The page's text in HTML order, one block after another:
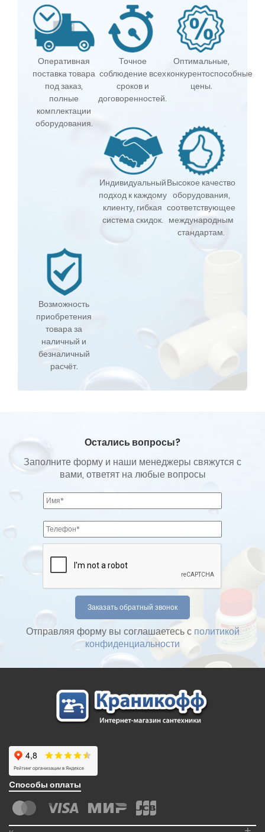
Оперативная
поставка товара
под заказ,
полные
комплектации
оборудования.
Точное
соблюдение всех
сроков и
договоренностей.
Оптимальные,
конкурентоспособные
цены.
Индивидуальный
подход к каждому
клиенту, гибкая
система скидок.
Высокое качество
оборудования,
соответствующее
международным
стандартам.
Возможность
приобретения
товара за
наличный и
безналичный
расчёт.
Остались вопросы?
Заполните форму и наши менеджеры свяжутся с
вами, ответят на любые вопросы
Отправляя форму вы соглашаетесь с политикой
конфиденциальности
Cпособы оплаты